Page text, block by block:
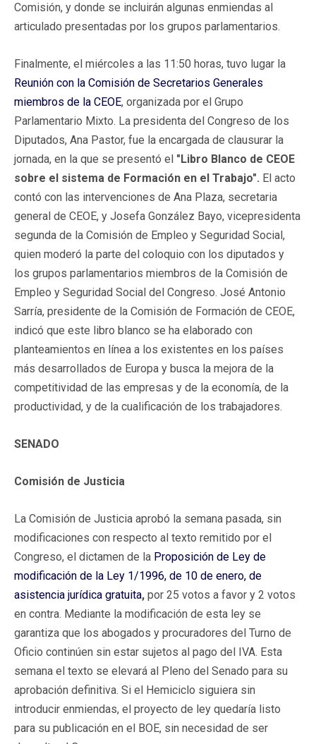
Comisión, y donde se incluirán algunas enmiendas al
articulado presentadas por los grupos parlamentarios.
Finalmente, el miércoles a las 11:50 horas, tuvo lugar la
Reunión con la Comisión de Secretarios Generales
miembros de la CEOE, organizada por el Grupo
Parlamentario Mixto. La presidenta del Congreso de los
Diputados, Ana Pastor, fue la encargada de clausurar la
jornada, en la que se presentó el "Libro Blanco de CEOE
sobre el sistema de Formación en el Trabajo". El acto
contó con las intervenciones de Ana Plaza, secretaria
general de CEOE, y Josefa González Bayo, vicepresidenta
segunda de la Comisión de Empleo y Seguridad Social,
quien moderó la parte del coloquio con los diputados y
los grupos parlamentarios miembros de la Comisión de
Empleo y Seguridad Social del Congreso. José Antonio
Sarría, presidente de la Comisión de Formación de CEOE,
indicó que este libro blanco se ha elaborado con
planteamientos en línea a los existentes en los países
más desarrollados de Europa y busca la mejora de la
competitividad de las empresas y de la economía, de la
productividad, y de la cualificación de los trabajadores.
SENADO
Comisión de Justicia
La Comisión de Justicia aprobó la semana pasada, sin
modificaciones con respecto al texto remitido por el
Congreso, el dictamen de la Proposición de Ley de
modificación de la Ley 1/1996, de 10 de enero, de
asistencia jurídica gratuita, por 25 votos a favor y 2 votos
en contra. Mediante la modificación de esta ley se
garantiza que los abogados y procuradores del Turno de
Oficio continúen sin estar sujetos al pago del IVA. Esta
semana el texto se elevará al Pleno del Senado para su
aprobación definitiva. Si el Hemiciclo siguiera sin
introducir enmiendas, el proyecto de ley quedaría listo
para su publicación en el BOE, sin necesidad de ser